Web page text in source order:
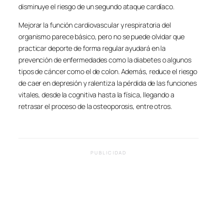
disminuye el riesgo de un segundo ataque cardíaco.
Mejorar la función cardiovascular y respiratoria del
organismo parece básico, pero no se puede olvidar que
practicar deporte de forma regular ayudará en la
prevención de enfermedades como la diabetes o algunos
tipos de cáncer como el de colon. Además, reduce el riesgo
de caer en depresión y ralentiza la pérdida de las funciones
vitales, desde la cognitiva hasta la física, llegando a
retrasar el proceso de la osteoporosis, entre otros.
PUBLICIDAD